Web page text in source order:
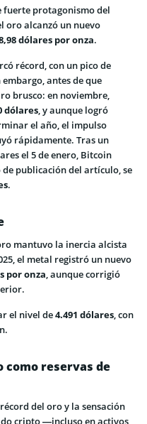
fuerte protagonismo del
oro alcanzó un nuevo
dólares por onza.
récord, con un pico de
antes de que
brusco: en noviembre,
dólares, y aunque logró
el año, el impulso
rápidamente. Tras un
el 5 de enero, Bitcoin
publicación del artículo, se
.
mantuvo la inercia alcista
el metal registró un nuevo
por onza, aunque corrigió
el nivel de4.491 dólares, con
como reservas de
del oro y la sensación
cripto —incluso en activos